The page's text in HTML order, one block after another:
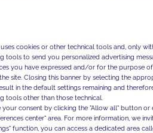
da nova empresa centra-se
para o cidadão e o doente com
os princípios da experiência
e do doente sem precedentes.
a uma competência
e a adoção destas novas
alcançado pela
cookies or other technical tools and, only
tools to send you personalized advertising
you have expressed and/or for the purpose
site. Closing this banner by selecting the
in the default settings remaining and
tools other than those technical.
your consent by clicking the "Allow all" button
center" area. For more information, we
function, you can access a dedicated area